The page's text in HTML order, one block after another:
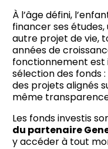
À l’âge défini,
financer ses
autre projet de vie,
années de
fonctionnement est
sélection des fonds
des projets alignés
même
Les fonds investis
du partenaire
y accéder à tout